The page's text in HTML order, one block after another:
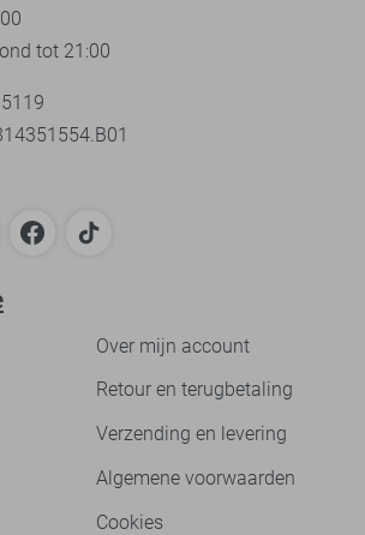
tot 21:00
Over mijn account
Retour en terugbetaling
Verzending en levering
Algemene voorwaarden
Cookies